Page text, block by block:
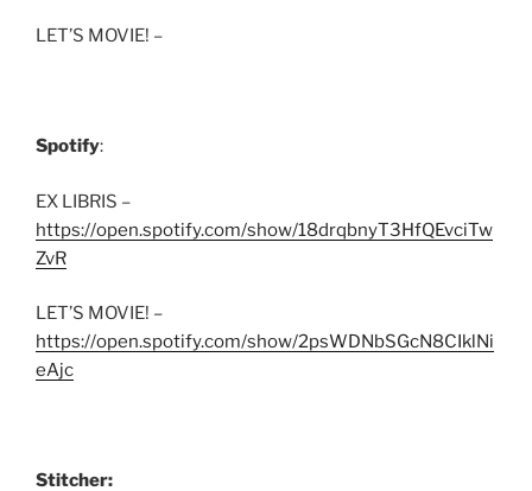
LET’S MOVIE! –
Spotify:
EX LIBRIS –
https://open.spotify.com/show/18drqbnyT3HfQEvciTw
ZvR
LET’S MOVIE! –
https://open.spotify.com/show/2psWDNbSGcN8CIklNi
eAjc
Stitcher: